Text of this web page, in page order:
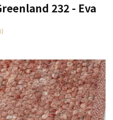
232 - Eva